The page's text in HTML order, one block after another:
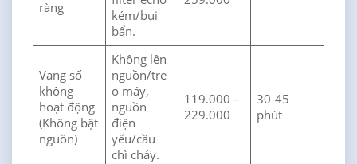
ràng
kém/bụi
bẩn.
Vang số
không
hoạt động
(Không bật
nguồn)
Không lên
nguồn/tre
o máy,
nguồn
điện
yếu/cầu
chì cháy.
119.000 –
229.000
30-45
phút